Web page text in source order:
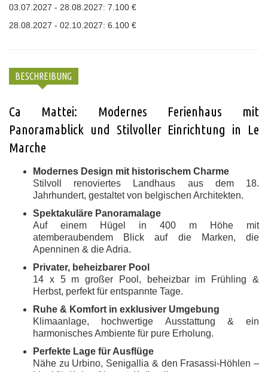
03.07.2027 - 28.08.2027: 7.100 €
28.08.2027 - 02.10.2027: 6.100 €
BESCHREIBUNG
Ca Mattei: Modernes Ferienhaus mit
Panoramablick und Stilvoller Einrichtung in Le
Marche
Modernes Design mit historischem Charme
Stilvoll renoviertes Landhaus aus dem 18.
Jahrhundert, gestaltet von belgischen Architekten.
Spektakuläre Panoramalage
Auf einem Hügel in 400 m Höhe mit
atemberaubendem Blick auf die Marken, die
Apenninen & die Adria.
Privater, beheizbarer Pool
14 x 5 m großer Pool, beheizbar im Frühling &
Herbst, perfekt für entspannte Tage.
Ruhe & Komfort in exklusiver Umgebung
Klimaanlage, hochwertige Ausstattung & ein
harmonisches Ambiente für pure Erholung.
Perfekte Lage für Ausflüge
Nähe zu Urbino, Senigallia & den Frasassi-Höhlen –